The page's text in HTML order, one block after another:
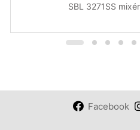
SBL 3271SS
Facebook